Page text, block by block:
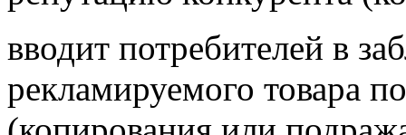
вводит потребителей в
рекламируемого товара